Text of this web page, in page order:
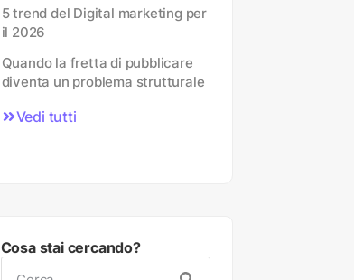
5 trend del Digital marketing per
il 2026
Quando la fretta di pubblicare
diventa un problema strutturale
Vedi tutti
Cosa stai cercando?